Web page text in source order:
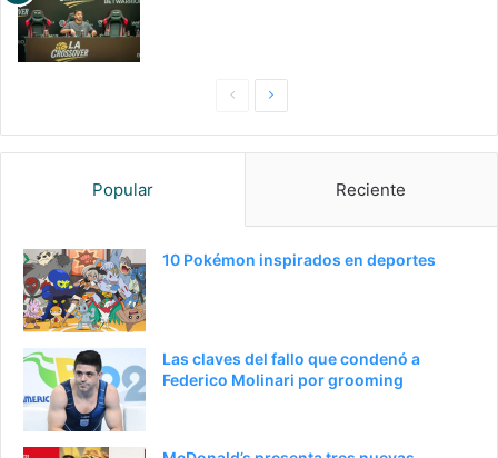
PaginaSiguiente
Popular Reciente
10 Pokémon inspirados en deportes
Las claves del fallo que condenó a
Federico Molinari por grooming